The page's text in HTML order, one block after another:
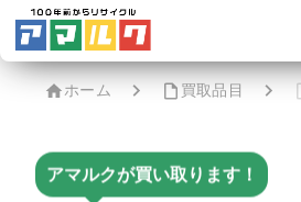
ホーム 買取品目
アマルクが買い取ります！